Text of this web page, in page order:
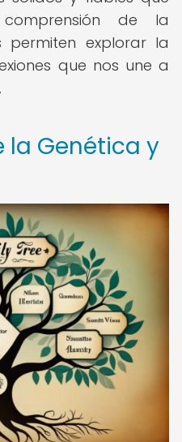
de la
permiten explorar la
que nos une a
la Genética y